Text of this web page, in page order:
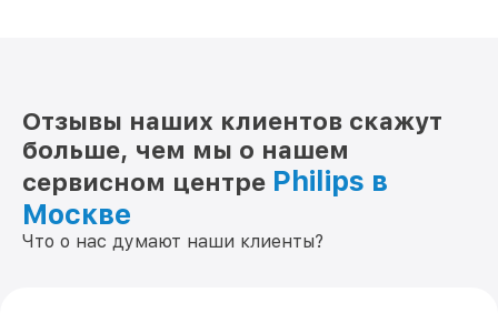
Отзывы наших клиентов скажут
больше, чем мы о нашем
сервисном центре Philips в
Москве
Что о нас думают наши клиенты?